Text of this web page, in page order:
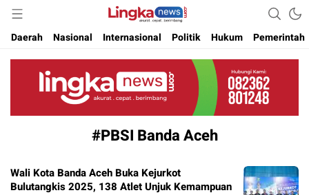
Lingkanews
Akurat. Cepat & Berimbang
Daerah
Nasional Internasional Politik Hukum Pemerintah
#PBSI Banda Aceh
Wali Kota Banda Aceh Buka Kejurkot
Bulutangkis 2025, 138 Atlet Unjuk Kemampuan